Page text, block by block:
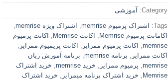
Category: آموزشی
Tags: اشتراک پرمیوم memrise , اشتراک ویژه memrise
,
اکامانت پرمیوم Memrise
, اکانت Memrise , اکانت پرمیوم
memrise
, اکانت پرمیوم ممرایز , اکانت پریمیوم ممرایز ,
اکانت ممرایز , برنامه memrise , برنامه آموزش زبان
memrise
, پرمیوم ممرایز , خرید memrise , خرید اشتراک
Memrise
, خرید اشتراک برنامه میمرایز , خرید اشتراک